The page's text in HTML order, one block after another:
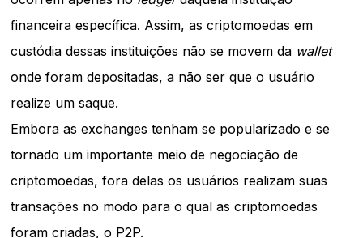
financeira específica. Assim, as criptomoedas em
custódia dessas instituições não se movem da wallet
onde foram depositadas, a não ser que o usuário
realize um saque.
Embora as exchanges tenham se popularizado e se
tornado um importante meio de negociação de
criptomoedas, fora delas os usuários realizam suas
transações no modo para o qual as criptomoedas
foram criadas, o P2P.